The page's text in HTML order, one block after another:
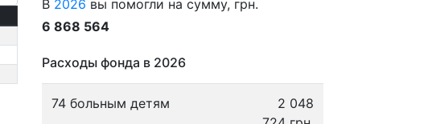
В 2026 вы помогли на сумму, грн.
6 868 564
Расходы фонда в 2026
74 больным детям
2 048